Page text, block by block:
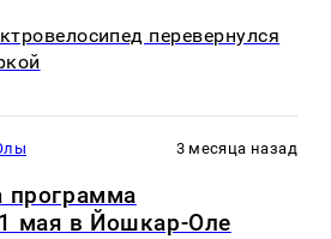
перевернулся
3 месяца назад
программа
мая в Йошкар-Оле